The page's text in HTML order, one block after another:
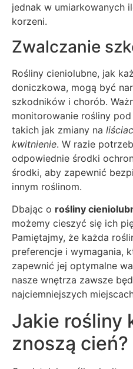
jednak w umiarkowanych
korzeni.
Zwalczanie
Rośliny cieniolubne, jak
doniczkowa, mogą być
szkodników i chorób.
monitorowanie rośliny
takich jak zmiany na
kwitnienie. W razie
odpowiednie środki
środki, aby zapewnić
innym roślinom.
Dbając o rośliny
możemy cieszyć się ich
Pamiętajmy, że każda
preferencje i wymagania,
zapewnić jej optymalne
nasze wnętrza zawsze
najciemniejszych
Jakie rośliny
znoszą cień?